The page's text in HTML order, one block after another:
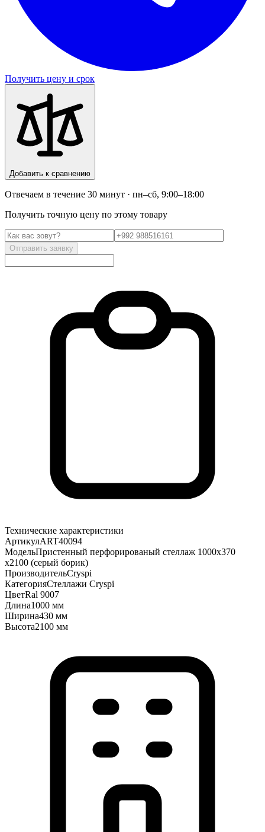
Получить цену и срок
Добавить к сравнению
Отвечаем в течение 30 минут · пн–сб, 9:00–18:00
Получить точную цену по этому товару
Отправить заявку
Технические характеристики
АртикулART40094
МодельПристенный перфорированый стеллаж 1000х370
х2100 (серый борик)
ПроизводительCryspi
КатегорияСтеллажи Cryspi
ЦветRal 9007
Длина1000 мм
Ширина430 мм
Высота2100 мм